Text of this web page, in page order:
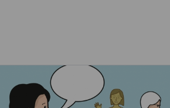
Mamá invita a la vecina a la barbacoa